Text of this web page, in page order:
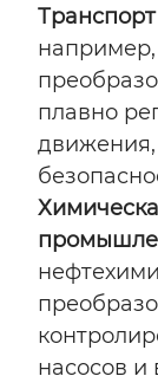
Транспорт
например,
плавно
насосов и